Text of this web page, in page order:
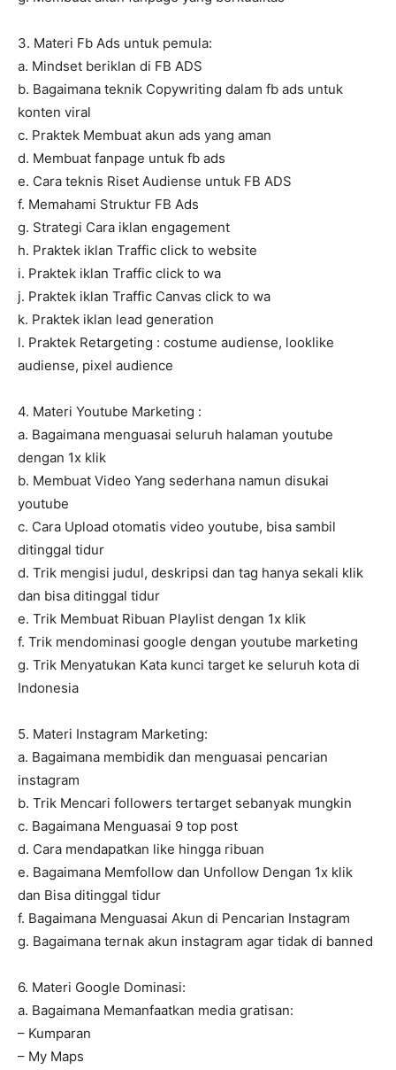
3. Materi Fb Ads untuk pemula:
a. Mindset beriklan di FB ADS
b. Bagaimana teknik Copywriting dalam fb ads untuk
konten viral
c. Praktek Membuat akun ads yang aman
d. Membuat fanpage untuk fb ads
e. Cara teknis Riset Audiense untuk FB ADS
f. Memahami Struktur FB Ads
g. Strategi Cara iklan engagement
h. Praktek iklan Traffic click to website
i. Praktek iklan Traffic click to wa
j. Praktek iklan Traffic Canvas click to wa
k. Praktek iklan lead generation
l. Praktek Retargeting : costume audiense, looklike
audiense, pixel audience
4. Materi Youtube Marketing :
a. Bagaimana menguasai seluruh halaman youtube
dengan 1x klik
b. Membuat Video Yang sederhana namun disukai
youtube
c. Cara Upload otomatis video youtube, bisa sambil
ditinggal tidur
d. Trik mengisi judul, deskripsi dan tag hanya sekali klik
dan bisa ditinggal tidur
e. Trik Membuat Ribuan Playlist dengan 1x klik
f. Trik mendominasi google dengan youtube marketing
g. Trik Menyatukan Kata kunci target ke seluruh kota di
Indonesia
5. Materi Instagram Marketing:
a. Bagaimana membidik dan menguasai pencarian
instagram
b. Trik Mencari followers tertarget sebanyak mungkin
c. Bagaimana Menguasai 9 top post
d. Cara mendapatkan like hingga ribuan
e. Bagaimana Memfollow dan Unfollow Dengan 1x klik
dan Bisa ditinggal tidur
f. Bagaimana Menguasai Akun di Pencarian Instagram
g. Bagaimana ternak akun instagram agar tidak di banned
6. Materi Google Dominasi:
a. Bagaimana Memanfaatkan media gratisan:
– Kumparan
– My Maps